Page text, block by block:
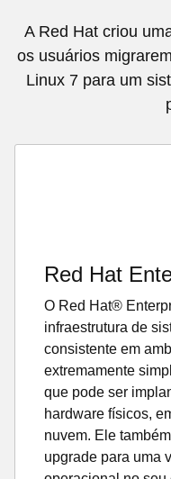
A Red Hat criou
os usuários
Linux 7 para um
Red Hat
O Red Hat®
infraestrutura de
consistente em
extremamente
que pode ser
hardware físicos,
nuvem. Ele
upgrade para uma